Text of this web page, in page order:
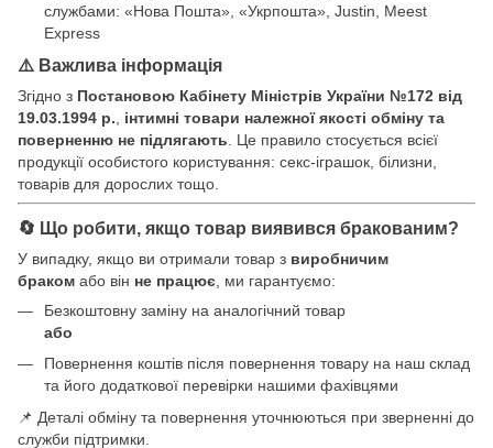
службами: «Нова Пошта», «Укрпошта», Justin, Meest
Express
⚠️ Важлива інформація
Згідно з Постановою Кабінету Міністрів України №172 від
19.03.1994 р.
інтимні товари належної якості обміну та
поверненню не підлягають . Це правило стосується всієї
продукції особистого користування: секс-іграшок, білизни,
товарів для дорослих тощо.
🔄 Що робити, якщо товар виявився бракованим?
У випадку, якщо ви отримали товар з виробничим
браком або він не працює , ми гарантуємо:
Безкоштовну заміну на аналогічний товар
або
Повернення коштів після повернення товару на наш склад
та його додаткової перевірки нашими фахівцями
📌 Деталі обміну та повернення уточнюються при зверненні до
служби підтримки.